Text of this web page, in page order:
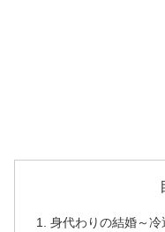
身代わりの結婚～